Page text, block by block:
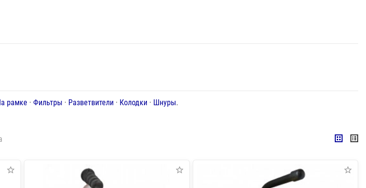
рамке ·Фильтры · Разветвители · Колодки · Шнуры.